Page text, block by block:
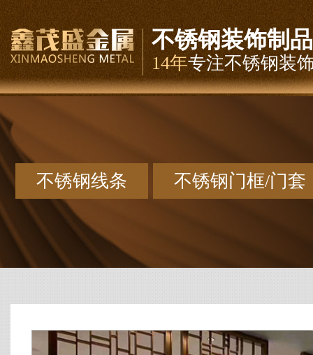
不锈钢装饰制品
14年专注不锈钢装
不锈钢线条 不锈钢门框/门套